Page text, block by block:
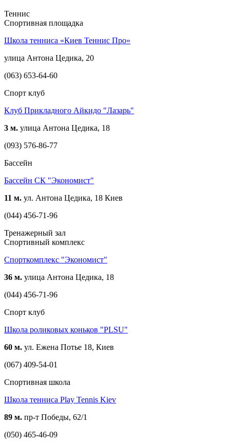
Теннис
Спортивная площадка
Школа тенниса «Киев Теннис Про»
улица Антона Цедика, 20
(063) 653-64-60
Спорт клуб
Клуб Прикладного Айкидо "Лазарь"
3 м. улица Антона Цедика, 18
(093) 576-86-77
Бассейн
Бассейн СК "Экономист"
11 м. ул. Антона Цедика, 18 Киев
(044) 456-71-96
Тренажерный зал
Спортивный комплекс
Спорткомплекс "Экономист"
36 м. улица Антона Цедика, 18
(044) 456-71-96
Спорт клуб
Школа роликовых коньков "PLSU"
60 м. ул. Ежена Потье 18, Киев
(067) 409-54-01
Спортивная школа
Школа тенниса Play Tennis Kiev
89 м. пр-т Победы, 62/1
(050) 465-46-09